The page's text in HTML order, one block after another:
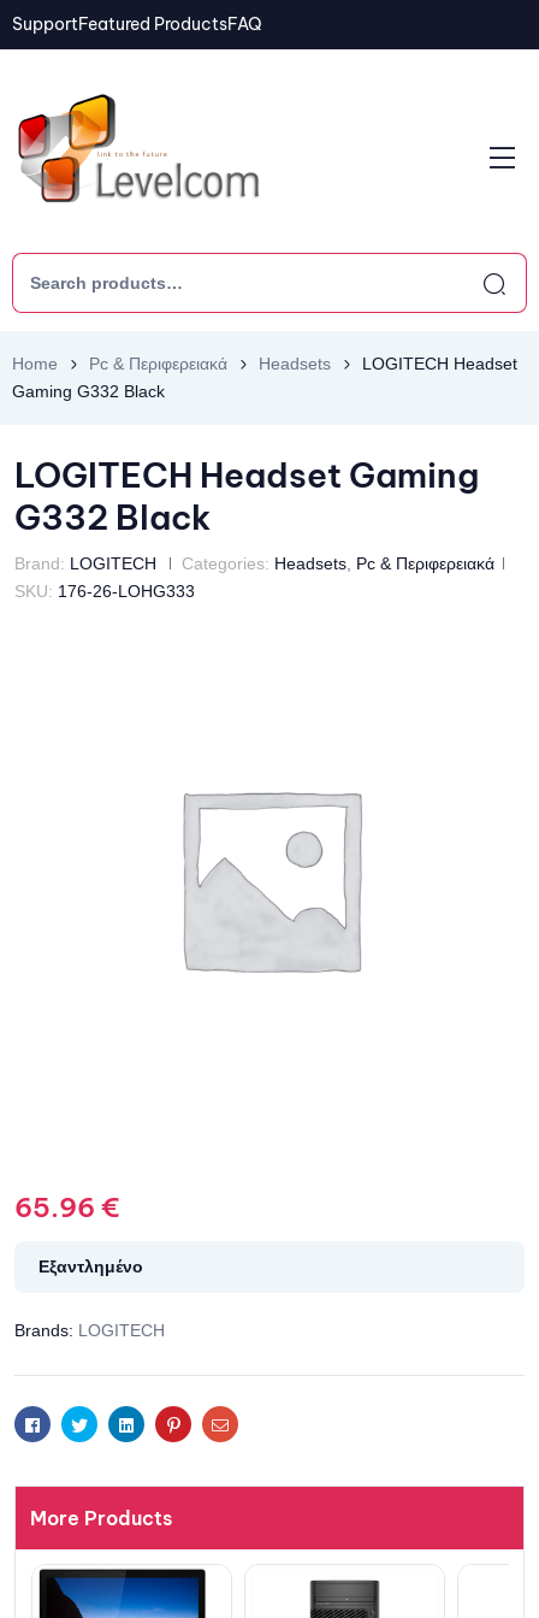
SupportFeatured ProductsFAQ
Home Pc & Περιφερειακά Headsets
LOGITECH Headset
Gaming G332 Black
LOGITECH Headset Gaming
G332 Black
Brand: LOGITECH Categories: Headsets Pc & Περιφερειακά
SKU: 176-26-LOHG333
65.96 €
Εξαντλημένο
Brands: LOGITECH
FacebookTwitterLinkedinPinterestEmail
More Products